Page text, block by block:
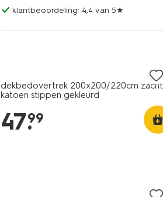
klantbeoordeling: 4,4 van 5★
dekbedovertrek 200x200/220cm zacht
katoen stippen gekleurd
47.
99